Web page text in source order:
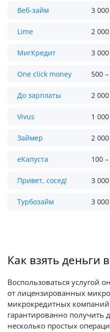
Веб-займ 3
Lime 2
МигКредит 3
One click money 500
До зарплаты 2
Vivus 1
Займер 2
еКапуста 100
Привет, сосед! 3
Турбозайм 3
Как взять деньги
Воспользоваться услугой
от лицензированных
микрокредитных
гарантированно
несколько простых